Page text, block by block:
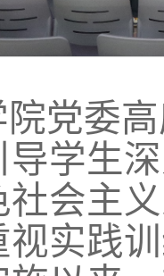
党委
学生
社会主
实践